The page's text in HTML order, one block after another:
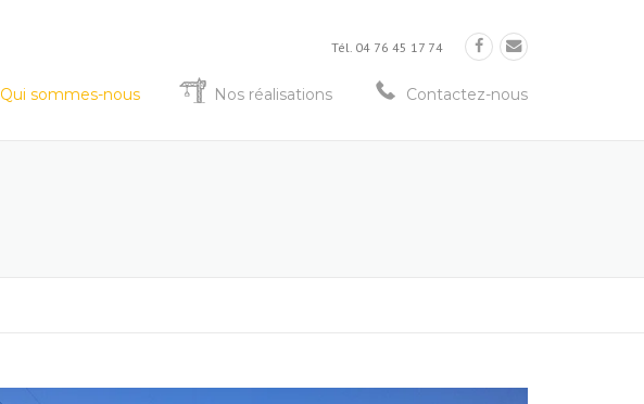
Tél. 04 76 45 17 74
Qui sommes-nous Nos réalisations Contactez-nous